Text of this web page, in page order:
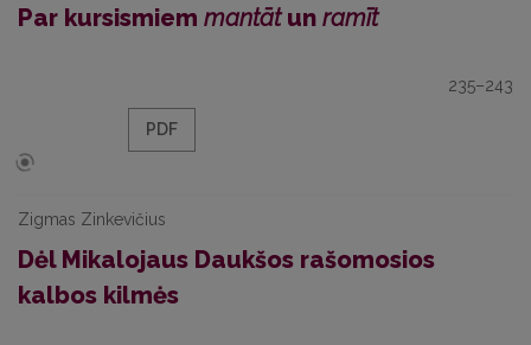
Par kursismiem mantātun ramīt
235–243
PDF
Zigmas Zinkevičius
Dėl Mikalojaus Daukšos rašomosios
kalbos kilmės